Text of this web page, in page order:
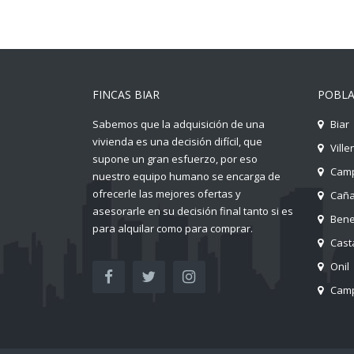
FINCAS BIAR
Sabemos que la adquisición de una
vivienda es una decisión difícil, que
supone un gran esfuerzo, por eso
nuestro equipo humano se encarga de
ofrecerle las mejores ofertas y
asesorarle en su decisión final tanto si es
para alquilar como para comprar.
Biar
Onil